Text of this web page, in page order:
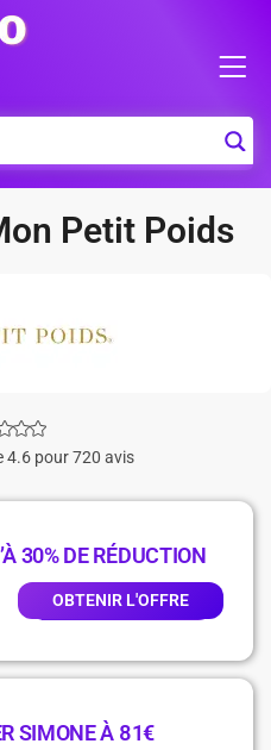
Petit Poids
4.6 pour 720 avis
30% DE RÉDUCTION
OBTENIR L'OFFRE
SIMONE À 81€